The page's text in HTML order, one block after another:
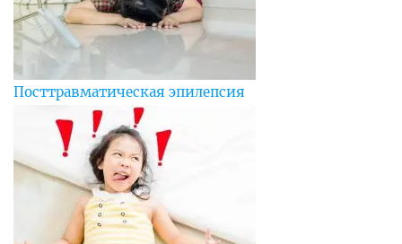
Посттравматическая эпилепсия